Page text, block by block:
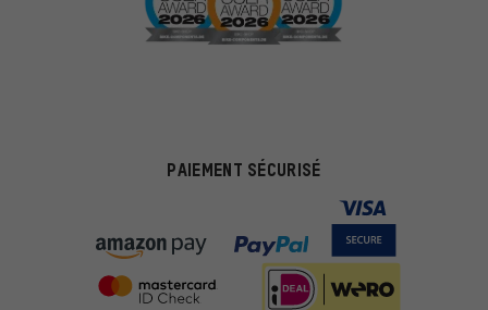
PAIEMENT SÉCURISÉ